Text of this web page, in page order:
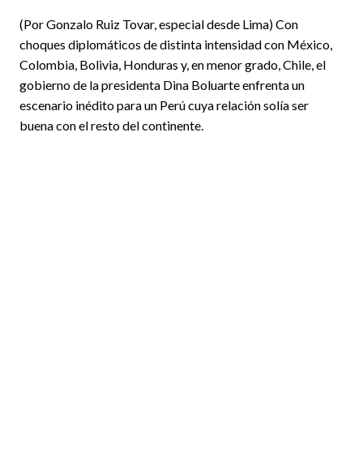
(Por Gonzalo Ruiz Tovar, especial desde Lima) Con
choques diplomáticos de distinta intensidad con México,
Colombia, Bolivia, Honduras y, en menor grado, Chile, el
gobierno de la presidenta Dina Boluarte enfrenta un
escenario inédito para un Perú cuya relación solía ser
buena con el resto del continente.